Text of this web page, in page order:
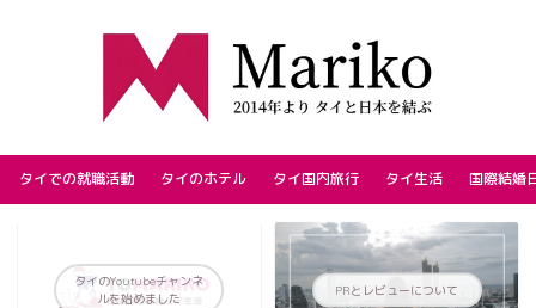
タイでの就職活動 タイのホテル タイ国内旅行 タイ生活 国際結婚
タイのYoutubeチャンネ
ルを始めました
PRとレビューについて